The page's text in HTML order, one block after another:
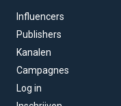
Influencers
Publishers
Kanalen
Campagnes
Log in